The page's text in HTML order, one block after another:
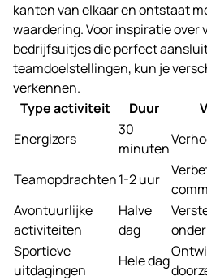
kanten van elkaar en ontstaat
waardering. Voor inspiratie over
bedrijfsuitjesdie perfect
teamdoelstellingen, kun je
verkennen.
Type activiteit
Duur
Energizers
30
minuten
Teamopdrachten1-2 uur
Avontuurlijke
activiteiten
Halve
dag
Sportieve
uitdagingen
Hele dag